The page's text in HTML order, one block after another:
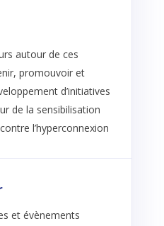
autour de ces
promouvoir et
d’initiatives
de la sensibilisation
l’hyperconnexion
et évènements